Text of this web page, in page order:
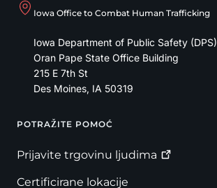
Iowa Office to Combat Human Trafficking
Iowa Department of Public Safety (DPS)
Oran Pape State Office Building
215 E 7th St
Des Moines, IA 50319
Footer
POTRAŽITE POMOĆ
Prijavite trgovinu ljudima
Certificirane lokacije